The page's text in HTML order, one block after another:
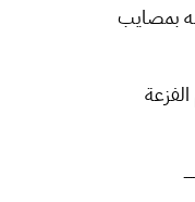
بمصايب